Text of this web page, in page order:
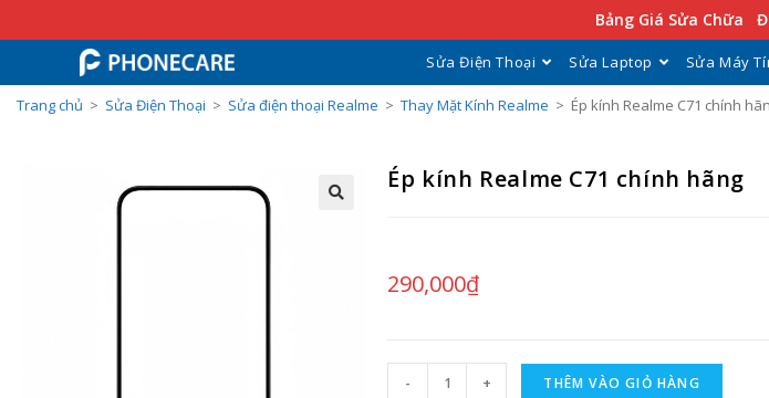
Bảng Giá Sửa Chữa
Sửa Điện Thoại Sửa Laptop Sửa Máy
Trang chủ > Sửa Điện Thoại > Sửa điện thoại Realme > Thay Mặt Kính Realme > Ép kính Realme C71 chính
Ép kính Realme C71 chính hãng
290,000₫
- + THÊM VÀO GIỎ HÀNG